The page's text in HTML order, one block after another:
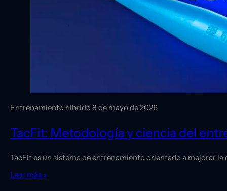
Entrenamiento híbrido 8 de mayo de 2026
TacFit: Metodología y ciencia del
TacFit es un sistema de entrenamiento orientado a mejorar
Leer más »